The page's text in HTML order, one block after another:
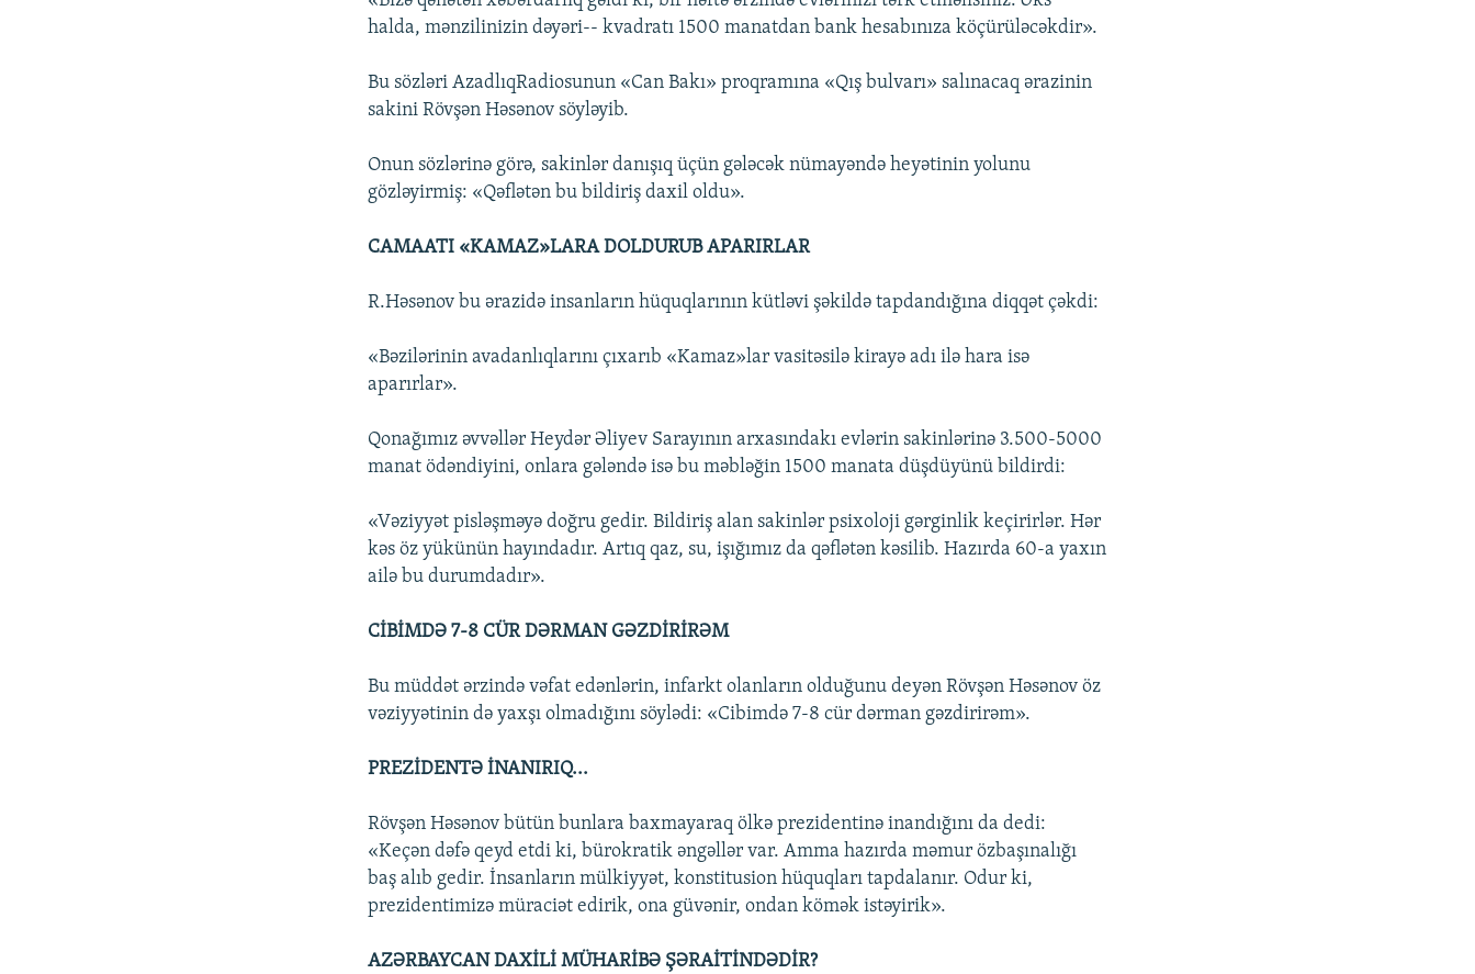
halda, mənzilinizin dəyəri-- kvadratı 1500 manatdan bank hesabınıza köçürüləcəkdir».
Bu sözləri AzadlıqRadiosunun «Can Bakı» proqramına «Qış bulvarı» salınacaq ərazinin
sakini Rövşən Həsənov söyləyib.
Onun sözlərinə görə, sakinlər danışıq üçün gələcək nümayəndə heyətinin yolunu
gözləyirmiş: «Qəflətən bu bildiriş daxil oldu».
CAMAATI «KAMAZ»LARA DOLDURUB APARIRLAR
R.Həsənov bu ərazidə insanların hüquqlarının kütləvi şəkildə tapdandığına diqqət çəkdi:
«Bəzilərinin avadanlıqlarını çıxarıb «Kamaz»lar vasitəsilə kirayə adı ilə hara isə
aparırlar».
Qonağımız əvvəllər Heydər Əliyev Sarayının arxasındakı evlərin sakinlərinə 3.500-5000
manat ödəndiyini, onlara gələndə isə bu məbləğin 1500 manata düşdüyünü bildirdi:
«Vəziyyət pisləşməyə doğru gedir. Bildiriş alan sakinlər psixoloji gərginlik keçirirlər. Hər
kəs öz yükünün hayındadır. Artıq qaz, su, işığımız da qəflətən kəsilib. Hazırda 60-a yaxın
ailə bu durumdadır».
CİBİMDƏ 7-8 CÜR DƏRMAN GƏZDİRİRƏM
Bu müddət ərzində vəfat edənlərin, infarkt olanların olduğunu deyən Rövşən Həsənov öz
vəziyyətinin də yaxşı olmadığını söylədi: «Cibimdə 7-8 cür dərman gəzdirirəm».
PREZİDENTƏ İNANIRIQ...
Rövşən Həsənov bütün bunlara baxmayaraq ölkə prezidentinə inandığını da dedi:
«Keçən dəfə qeyd etdi ki, bürokratik əngəllər var. Amma hazırda məmur özbaşınalığı
baş alıb gedir. İnsanların mülkiyyət, konstitusion hüquqları tapdalanır. Odur ki,
prezidentimizə müraciət edirik, ona güvənir, ondan kömək istəyirik».
AZƏRBAYCAN DAXİLİ MÜHARİBƏ ŞƏRAİTİNDƏDİR?